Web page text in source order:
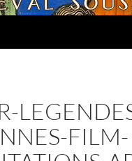
FILM-